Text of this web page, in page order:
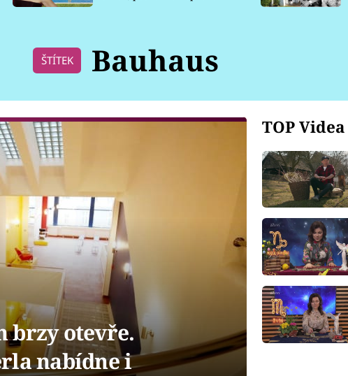
ŠTÍTEK Bauhaus
TOP Videa
brzy otevře.
nabídne i